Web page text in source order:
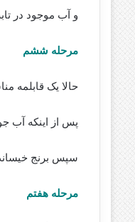
و آب موجود در
مرحله ششم
حالا یک قابلمه
پس از اینکه آب
سپس برنج
مرحله هفتم